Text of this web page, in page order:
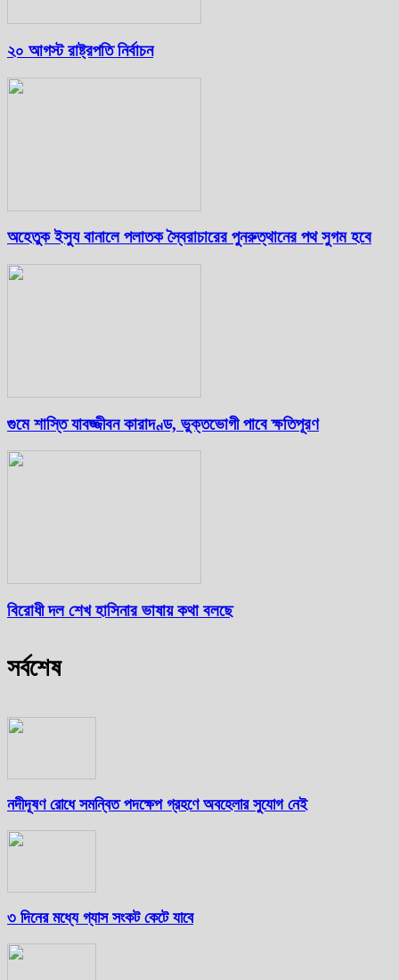
২০ আগস্ট রাষ্ট্রপতি নির্বাচন
অহেতুক ইস্যু বানালে পলাতক স্বৈরাচারের পুনরুত্থানের পথ সুগম হবে
গুমে শাস্তি যাবজ্জীবন কারাদণ্ড, ভুক্তভোগী পাবে ক্ষতিপূরণ
বিরোধী দল শেখ হাসিনার ভাষায় কথা বলছে
সর্বশেষ
নদীদূষণ রোধে সমন্বিত পদক্ষেপ গ্রহণে অবহেলার সুযোগ নেই
৩ দিনের মধ্যে গ্যাস সংকট কেটে যাবে